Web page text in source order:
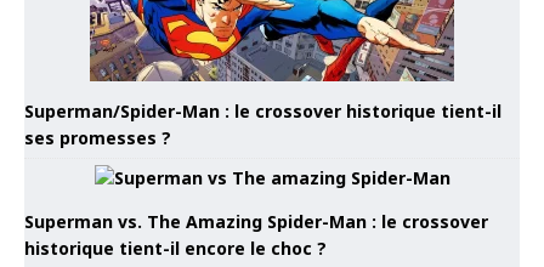
Superman/Spider-Man : le crossover historique tient-il
ses promesses ?
Superman vs. The Amazing Spider-Man : le crossover
historique tient-il encore le choc ?